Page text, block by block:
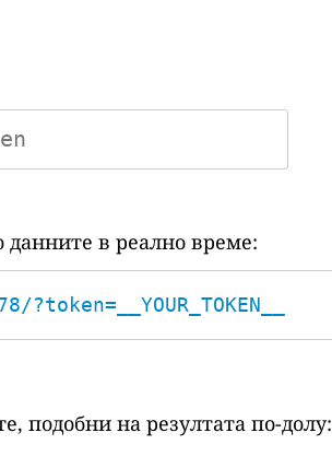
данните в реално време:
подобни на резултата по-долу: